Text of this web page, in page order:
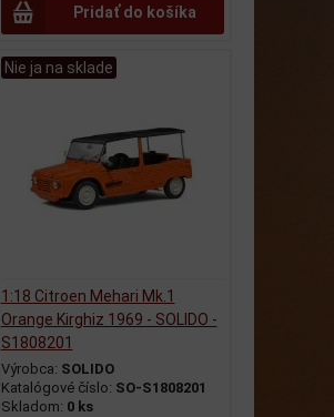
Pridať do košíka
Nie ja na sklade
1:18 Citroen Mehari Mk.1
Orange Kirghiz 1969 - SOLIDO -
S1808201
Výrobca: SOLIDO
Katalógové číslo: SO-S1808201
Skladom: 0 ks